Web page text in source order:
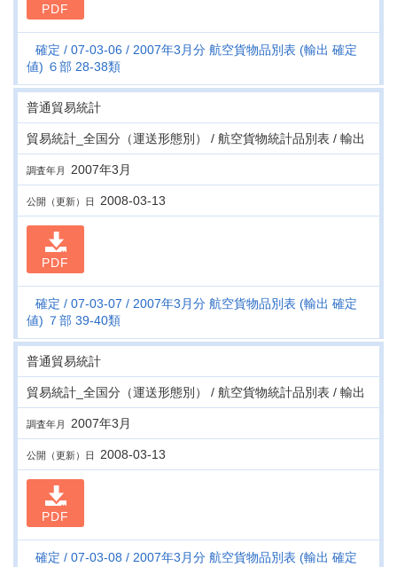
PDF
確定 07-03-06
2007年3月分 航空貨物品別表 (輸出 確定
値) ６部 28-38類
普通貿易統計
貿易統計_全国分（運送形態別） / 航空貨物統計品別表 / 輸出
調査年月 2007年3月
公開（更新）日 2008-03-13
PDF
確定 07-03-07
2007年3月分 航空貨物品別表 (輸出 確定
値) ７部 39-40類
普通貿易統計
貿易統計_全国分（運送形態別） / 航空貨物統計品別表 / 輸出
調査年月 2007年3月
公開（更新）日 2008-03-13
PDF
確定 07-03-08 2007年3月分 航空貨物品別表 (輸出 確定